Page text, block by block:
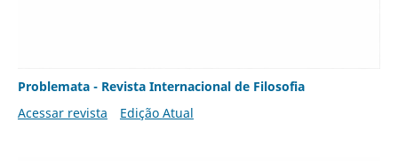
Problemata - Revista Internacional de Filosofia
Acessar revista
Edição Atual